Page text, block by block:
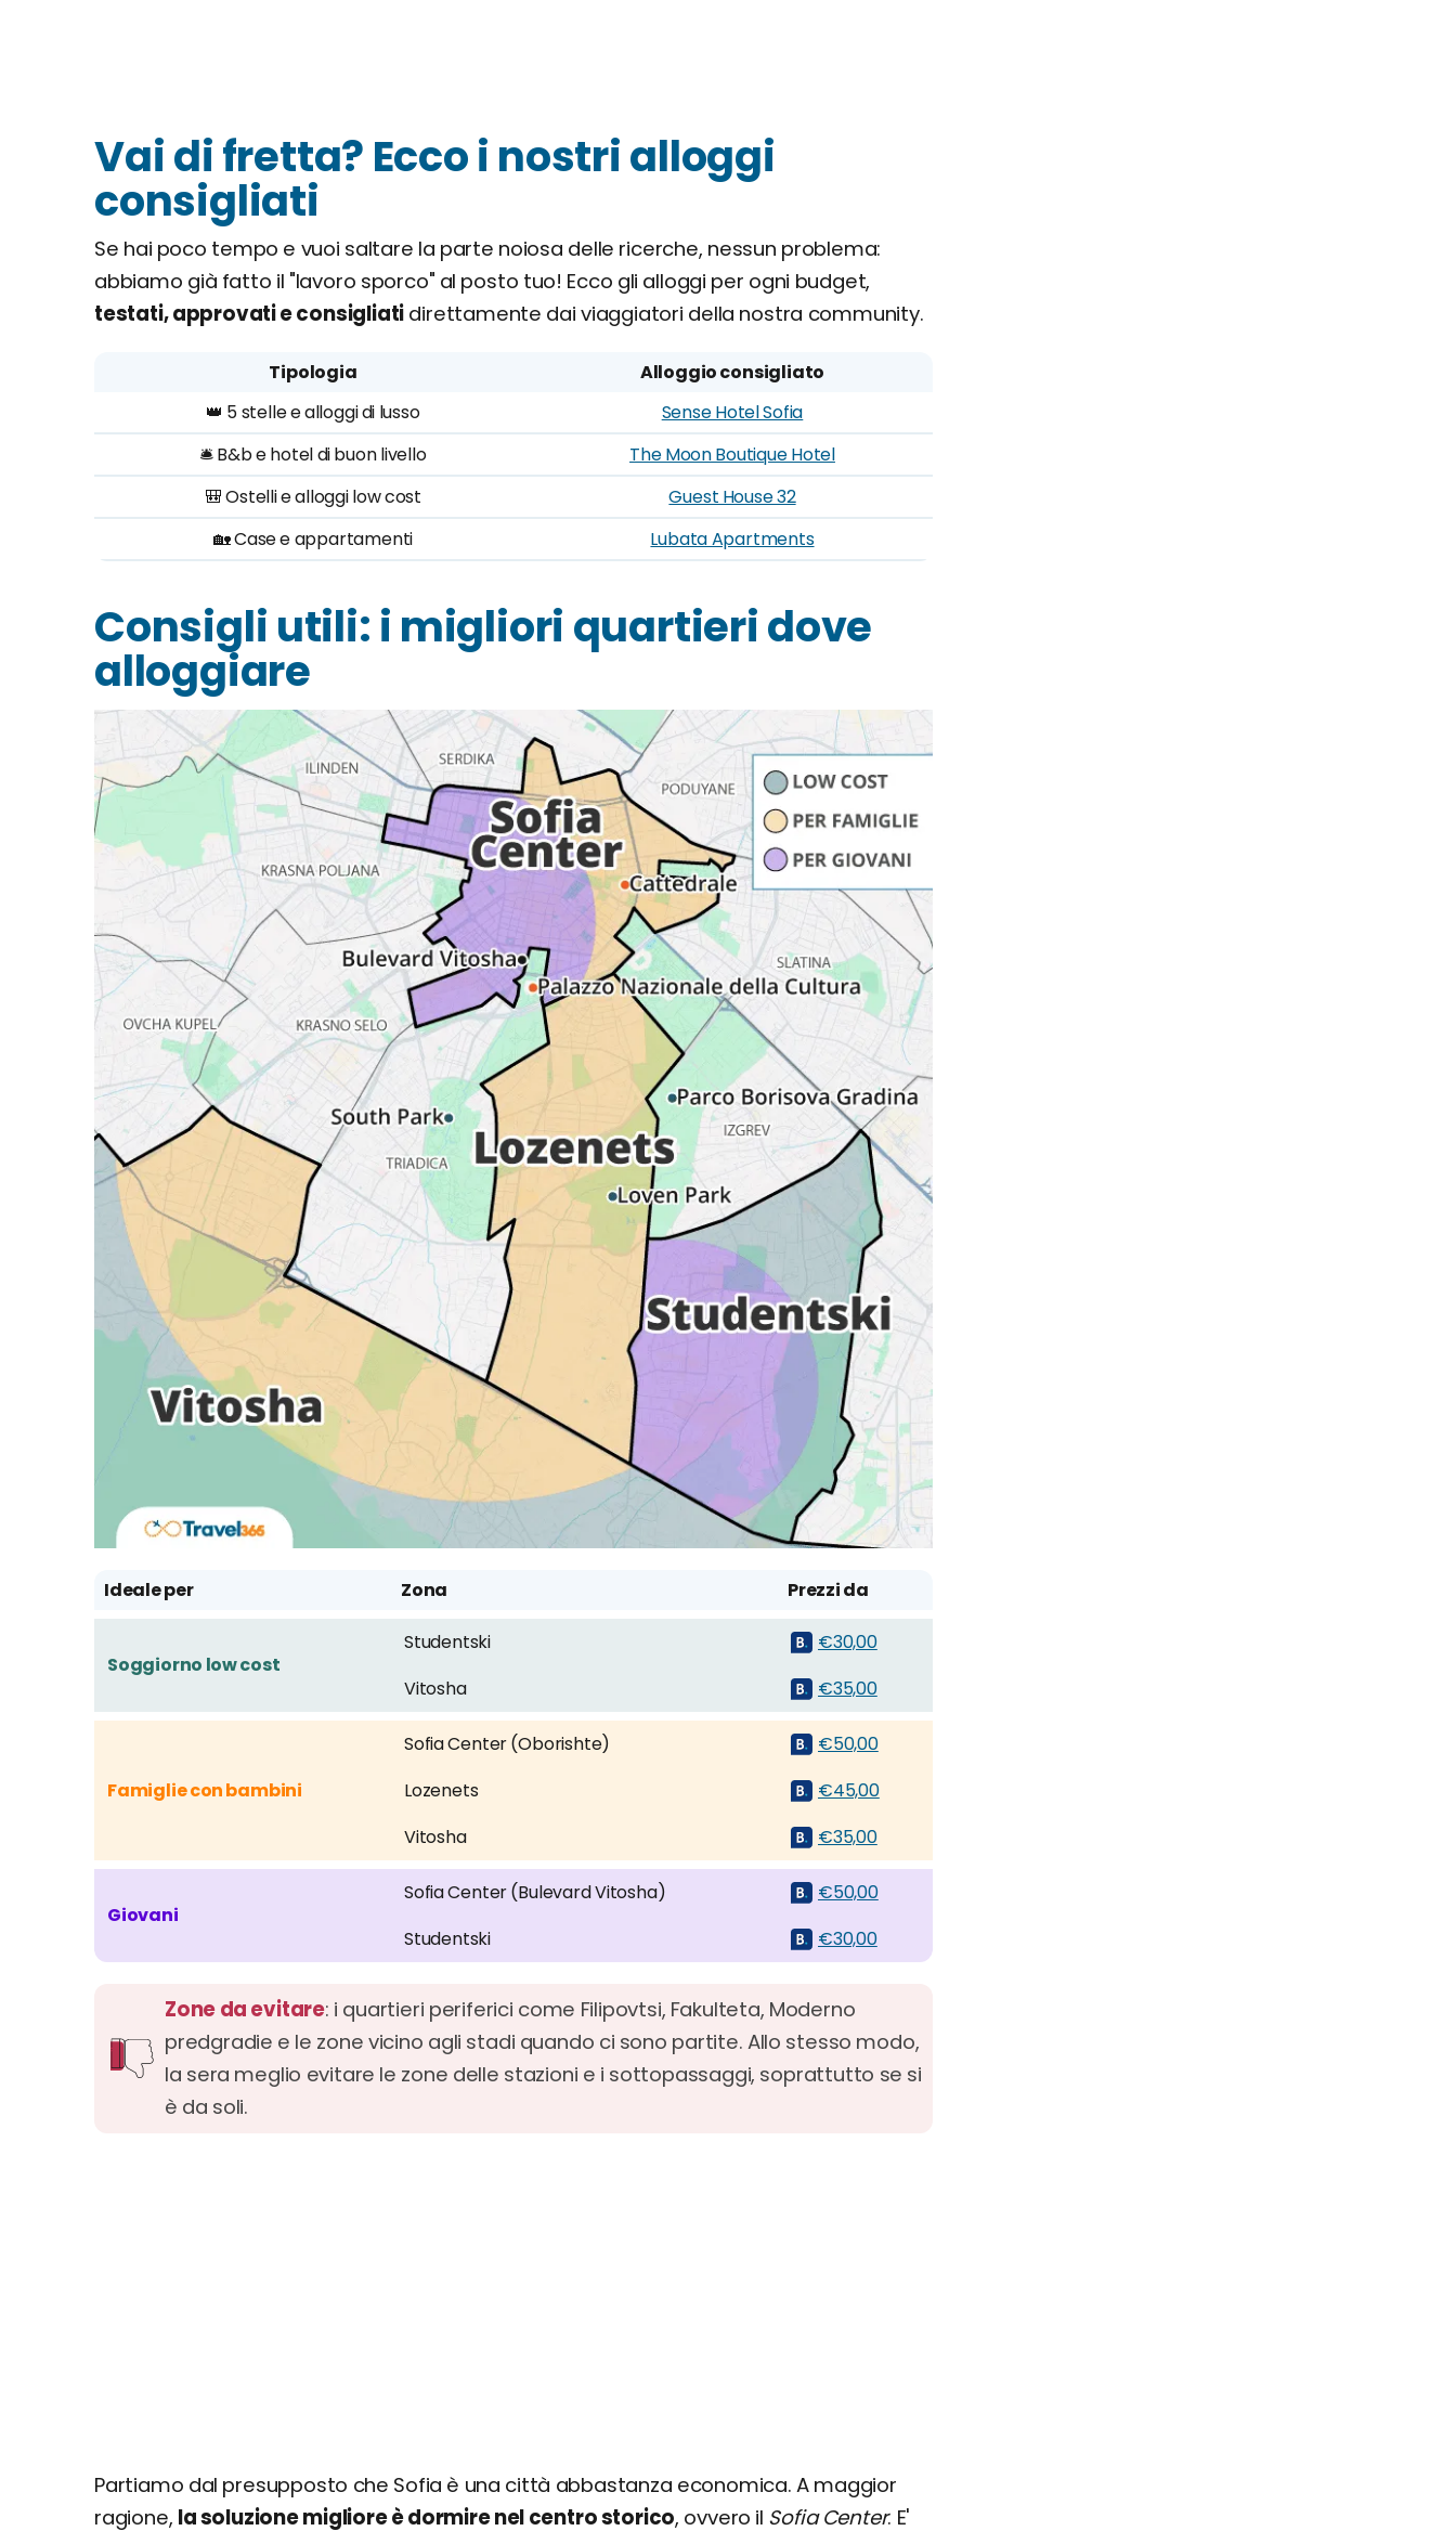
Vai di fretta? Ecco i nostri alloggi
consigliati
Se hai poco tempo e vuoi saltare la parte noiosa delle ricerche, nessun problema:
abbiamo già fatto il "lavoro sporco" al posto tuo! Ecco gli alloggi per ogni budget,
testati, approvati e consigliati direttamente dai viaggiatori della nostra community.
Tipologia
Alloggio consigliato
👑 5 stelle e alloggi di lusso
Sense Hotel Sofia
🛎️ B&b e hotel di buon livello
The Moon Boutique Hotel
🎒 Ostelli e alloggi low cost
Guest House 32
🏡 Case e appartamenti
Lubata Apartments
Consigli utili: i migliori quartieri dove
alloggiare
Ideale per Zona Prezzi da
Soggiorno low cost
Studentski
€30,00
Vitosha
€35,00
Famiglie con bambini
Sofia Center (Oborishte)
€50,00
Lozenets
€45,00
Vitosha
€35,00
Giovani
Sofia Center (Bulevard Vitosha)
€50,00
Studentski
€30,00
Zone da evitare: i quartieri periferici come Filipovtsi, Fakulteta, Moderno
predgradie e le zone vicino agli stadi quando ci sono partite. Allo stesso modo,
la sera meglio evitare le zone delle stazioni e i sottopassaggi, soprattutto se si
è da soli.
Partiamo dal presupposto che Sofia è una città abbastanza economica. A maggior
ragione, la soluzione migliore è dormire nel centro storico, ovvero il Sofia Center. E'